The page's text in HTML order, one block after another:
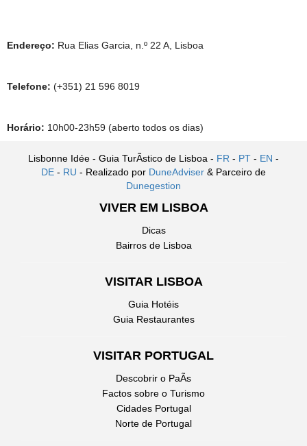
Endereço: Rua Elias Garcia, n.º 22 A, Lisboa
Telefone: (+351) 21 596 8019
Horário: 10h00-23h59 (aberto todos os dias)
Lisbonne Idée - Guia TurÃ­stico de Lisboa - FR - PT - EN -
DE - RU - Realizado por DuneAdviser & Parceiro de
Dunegestion
VIVER EM LISBOA
Dicas
Bairros de Lisboa
VISITAR LISBOA
Guia Hotéis
Guia Restaurantes
VISITAR PORTUGAL
Descobrir o PaÃ­s
Factos sobre o Turismo
Cidades Portugal
Norte de Portugal